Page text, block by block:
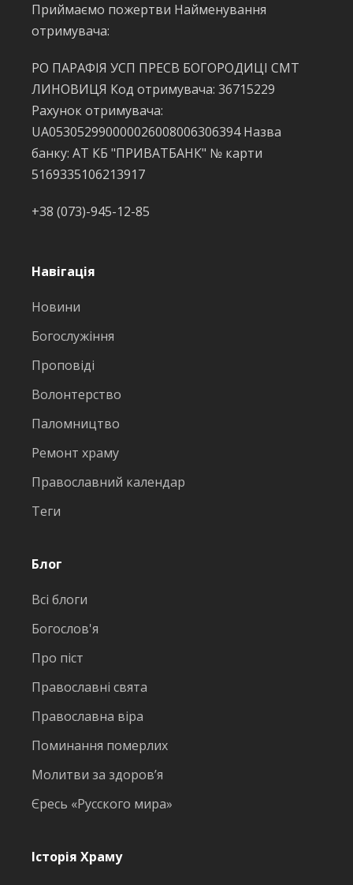
Приймаємо пожертви Найменування
отримувача:
РО ПАРАФІЯ УСП ПРЕСВ БОГОРОДИЦІ СМТ
ЛИНОВИЦЯ Код отримувача: 36715229
Рахунок отримувача:
UA053052990000026008006306394 Назва
банку: АТ КБ "ПРИВАТБАНК" № карти
5169335106213917
+38 (073)-945-12-85
Навігація
Новини
Богослужіння
Проповіді
Волонтерство
Паломництво
Ремонт храму
Православний календар
Теги
Блог
Всі блоги
Богослов'я
Про піст
Православні свята
Православна віра
Поминання померлих
Молитви за здоров’я
Єресь «Русского мира»
Історія Храму